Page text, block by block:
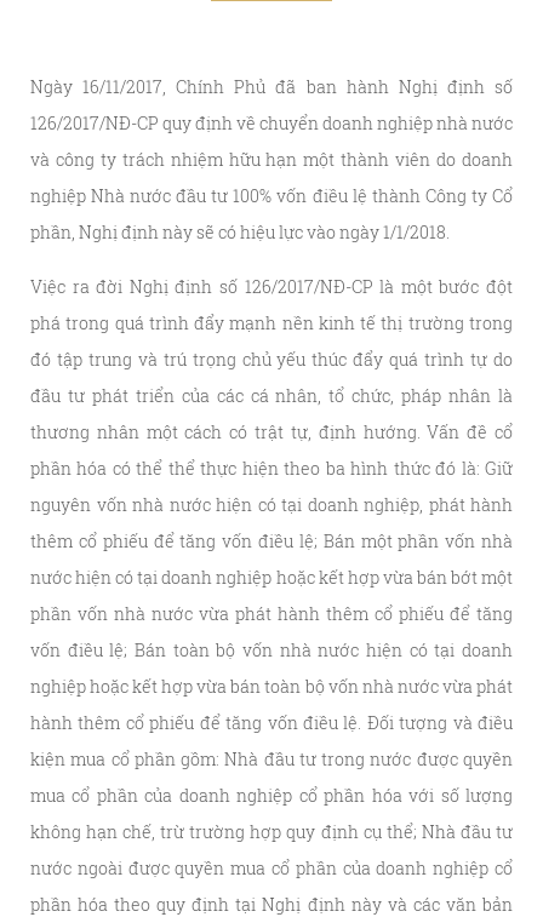
Ngày 16/11/2017, Chính Phủ đã ban hành Nghị định số
126/2017/NĐ-CP quy định về chuyển doanh nghiệp nhà nước
và công ty trách nhiệm hữu hạn một thành viên do doanh
nghiệp Nhà nước đầu tư 100% vốn điều lệ thành Công ty Cổ
phần, Nghị định này sẽ có hiệu lực vào ngày 1/1/2018.
Việc ra đời Nghị định số 126/2017/NĐ-CP là một bước đột
phá trong quá trình đẩy mạnh nền kinh tế thị trường trong
đó tập trung và trú trọng chủ yếu thúc đẩy quá trình tự do
đầu tư phát triển của các cá nhân, tổ chức, pháp nhân là
thương nhân một cách có trật tự, định hướng. Vấn đề cổ
phần hóa có thể thể thực hiện theo ba hình thức đó là: Giữ
nguyên vốn nhà nước hiện có tại doanh nghiệp, phát hành
thêm cổ phiếu để tăng vốn điều lệ; Bán một phần vốn nhà
nước hiện có tại doanh nghiệp hoặc kết hợp vừa bán bớt một
phần vốn nhà nước vừa phát hành thêm cổ phiếu để tăng
vốn điều lệ; Bán toàn bộ vốn nhà nước hiện có tại doanh
nghiệp hoặc kết hợp vừa bán toàn bộ vốn nhà nước vừa phát
hành thêm cổ phiếu để tăng vốn điều lệ. Đối tượng và điều
kiện mua cổ phần gồm: Nhà đầu tư trong nước được quyền
mua cổ phần của doanh nghiệp cổ phần hóa với số lượng
không hạn chế, trừ trường hợp quy định cụ thể; Nhà đầu tư
nước ngoài được quyền mua cổ phần của doanh nghiệp cổ
phần hóa theo quy định tại Nghị định này và các văn bản